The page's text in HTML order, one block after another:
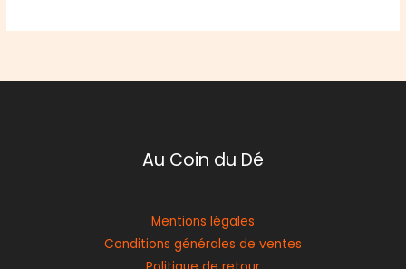
Au Coin du Dé
Mentions légales
Conditions générales de ventes